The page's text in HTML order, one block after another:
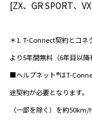
[ZX、GR SPORT、
＊1. T-Connect契約とコネ
より5年間無料（6年目以降
■ヘルプネット®はT-
途契約が必要となります
（一部を除く）を約